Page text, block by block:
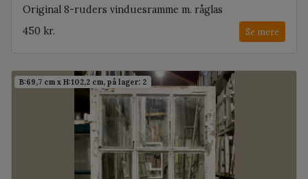
Original 8-ruders vinduesramme m. råglas
450 kr.
Se mere
B:69,7 cm x H:102,2 cm, på lager: 2